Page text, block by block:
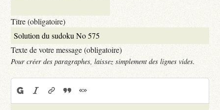
Titre (obligatoire)
Texte de votre message (obligatoire)
Pour créer des paragraphes, laissez simplement des lignes vides.